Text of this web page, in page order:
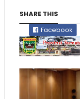
SHARE THIS
Facebook